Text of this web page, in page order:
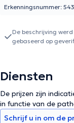
Erkenningsnummer:
De beschrijving
gebaseerd op
Diensten
De prijzen zijn
in functie van de
Schrijf u in om de